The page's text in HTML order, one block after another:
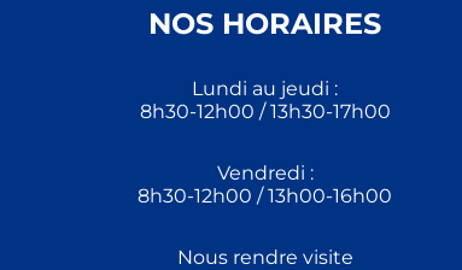
NOS HORAIRES
Lundi au jeudi :
8h30-12h00 / 13h30-17h00
Vendredi :
8h30-12h00 / 13h00-16h00
Nous rendre visite